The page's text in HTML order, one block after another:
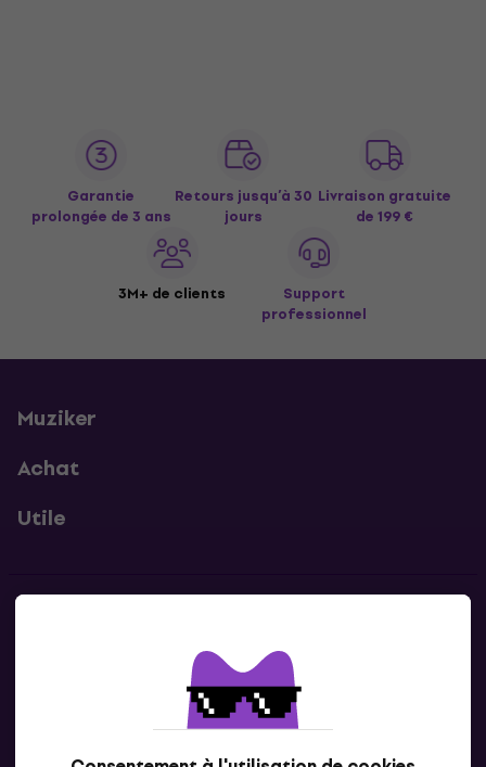
Garantie
prolongée de 3 ans
Retours jusqu’à 30
jours
Livraison gratuite
de 199 €
3M+ de clients
Support
professionnel
Muziker
Achat
Utile
Contacte nous